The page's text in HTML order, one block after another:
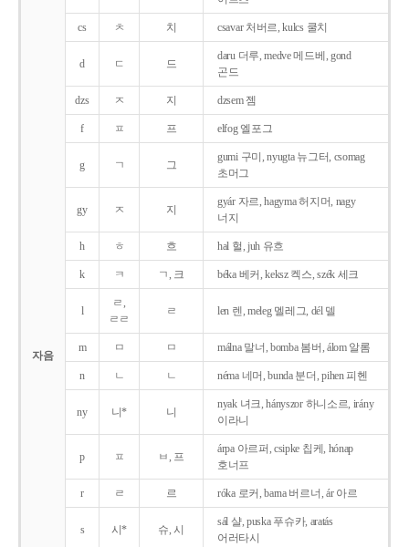
자음
cs ㅊ 치 csavar 처버르, kulcs 쿨치
d ㄷ 드
daru 더루, medve 메드베, gond
곤드
dzs ㅈ 지 dzsem 젬
f ㅍ 프 elfog 엘포그
g ㄱ 그
gumi 구미, nyugta 뉴그터, csomag
초머그
gy ㅈ 지
gyár 자르, hagyma 허지머, nagy
너지
h ㅎ 흐 hal 헐, juh 유흐
k ㅋ ㄱ, 크 béka 베커, keksz 켁스, szék 세크
l
ㄹ,
ㄹㄹ
ㄹ len 렌, meleg 멜레그, dél 델
m ㅁ ㅁ málna 말너, bomba 봄버, álom 알롬
n ㄴ ㄴ néma 네머, bunda 분더, pihen 피헨
ny 니* 니
nyak 녀크, hányszor 하니소르, irány
이라니
p ㅍ ㅂ, 프
árpa 아르퍼, csipke 칩케, hónap
호너프
r ㄹ 르 róka 로커, barna 버르너, ár 아르
s 시* 슈, 시
sál 샬, puska 푸슈카, aratás
어러타시